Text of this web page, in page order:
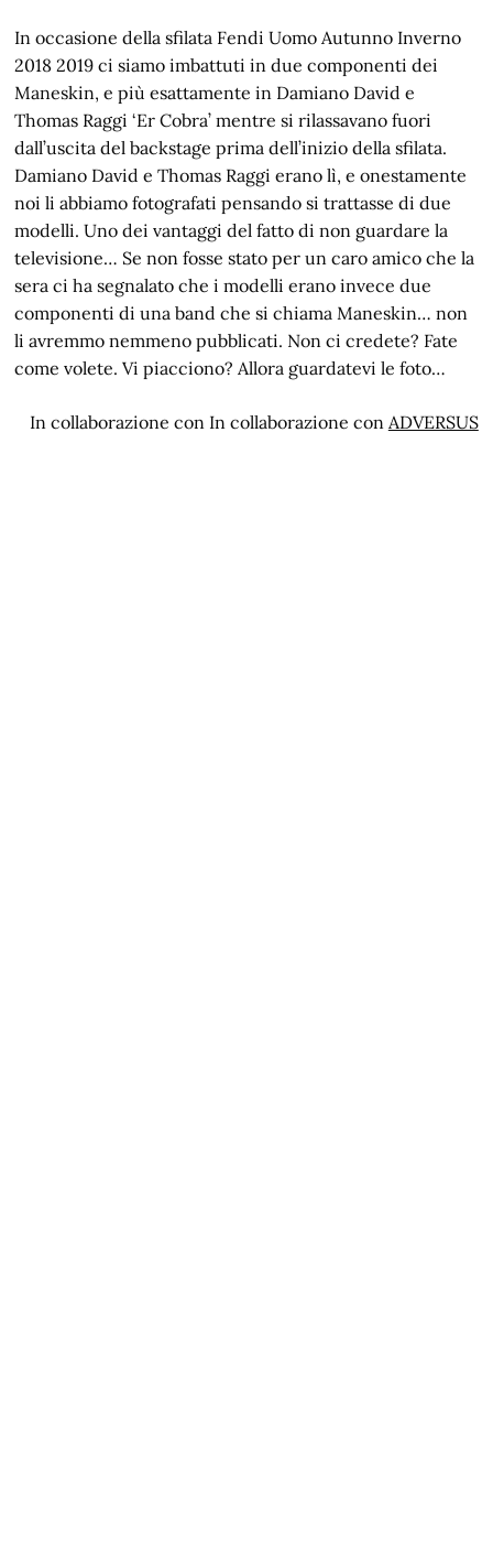
In occasione della sfilata Fendi Uomo Autunno Inverno
2018 2019 ci siamo imbattuti in due componenti dei
Maneskin, e più esattamente in Damiano David e
Thomas Raggi ‘Er Cobra’ mentre si rilassavano fuori
dall’uscita del backstage prima dell’inizio della sfilata.
Damiano David e Thomas Raggi erano lì, e onestamente
noi li abbiamo fotografati pensando si trattasse di due
modelli. Uno dei vantaggi del fatto di non guardare la
televisione… Se non fosse stato per un caro amico che la
sera ci ha segnalato che i modelli erano invece due
componenti di una band che si chiama Maneskin… non
li avremmo nemmeno pubblicati. Non ci credete? Fate
come volete. Vi piacciono? Allora guardatevi le foto…
In collaborazione con In collaborazione con ADVERSUS